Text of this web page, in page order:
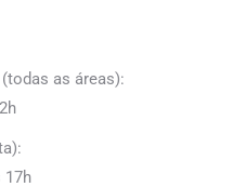
as áreas):
17h